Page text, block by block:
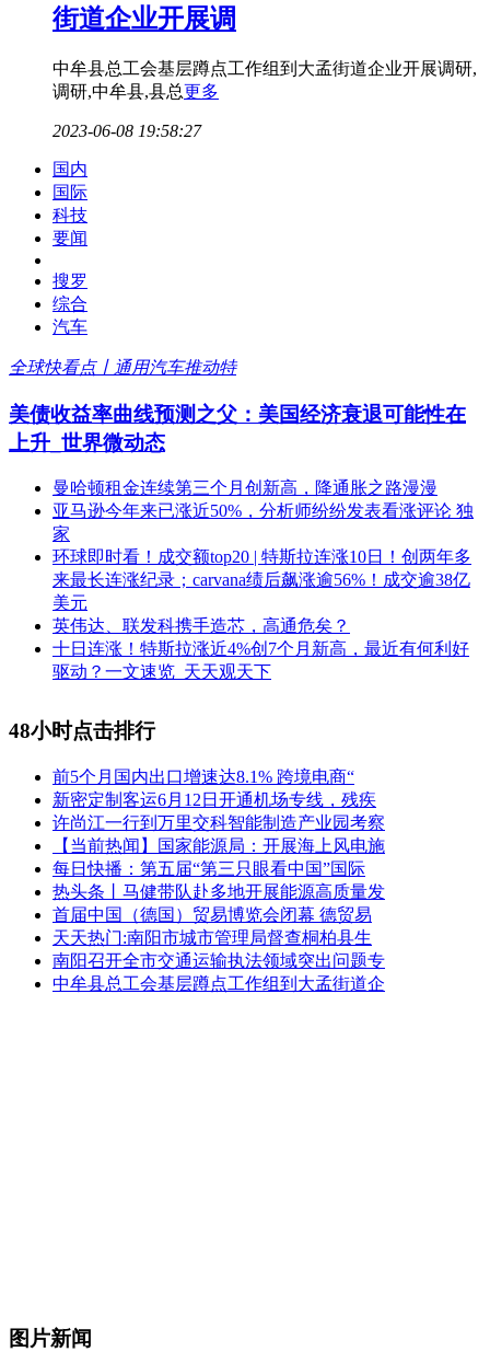
街道企业开展调
中牟县总工会基层蹲点工作组到大孟街道企业开展调研,
调研,中牟县,县总更多
2023-06-08 19:58:27
国内
国际
科技
要闻
搜罗
综合
汽车
全球快看点丨通用汽车推动特
美债收益率曲线预测之父：美国经济衰退可能性在
上升_世界微动态
曼哈顿租金连续第三个月创新高，降通胀之路漫漫
亚马逊今年来已涨近50%，分析师纷纷发表看涨评论 独
家
环球即时看！成交额top20 | 特斯拉连涨10日！创两年多
来最长连涨纪录；carvana绩后飙涨逾56%！成交逾38亿
美元
英伟达、联发科携手造芯，高通危矣？
十日连涨！特斯拉涨近4%创7个月新高，最近有何利好
驱动？一文速览_天天观天下
48小时点击排行
前5个月国内出口增速达8.1% 跨境电商“
新密定制客运6月12日开通机场专线，残疾
许尚江一行到万里交科智能制造产业园考察
【当前热闻】国家能源局：开展海上风电施
每日快播：第五届“第三只眼看中国”国际
热头条丨马健带队赴多地开展能源高质量发
首届中国（德国）贸易博览会闭幕 德贸易
天天热门:南阳市城市管理局督查桐柏县生
南阳召开全市交通运输执法领域突出问题专
中牟县总工会基层蹲点工作组到大孟街道企
图片新闻